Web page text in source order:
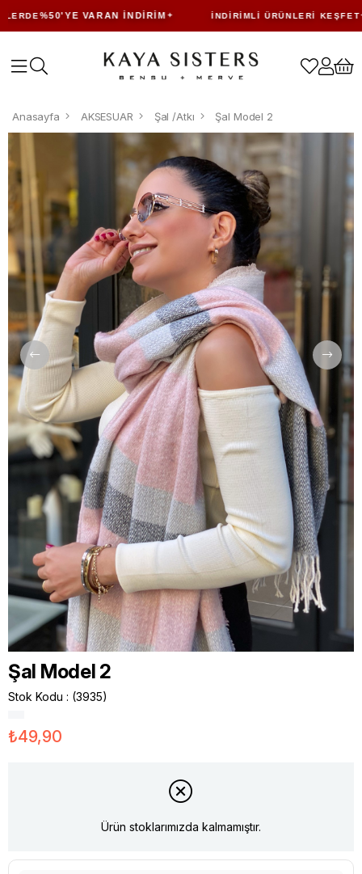
%50'YE VARAN İNDIRIM İNDIRIMLI ÜRÜNLERI KEŞFET
Anasayfa AKSESUAR Şal /Atkı Şal Model 2
Şal Model 2
Stok Kodu (3935)
₺49,90
Ürün stoklarımızda kalmamıştır.